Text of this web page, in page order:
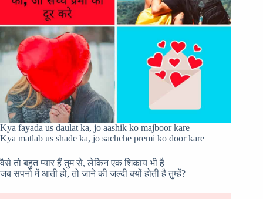
Kya fayada us daulat ka, jo aashik ko majboor kare
Kya matlab us shade ka, jo sachche premi ko door kare
वैसे तो बहुत प्यार हैं तुम से, लेकिन एक शिकाय भी है
जब सपनो में आती हो, तो जाने की जल्दी क्यों होती है तुम्हें?